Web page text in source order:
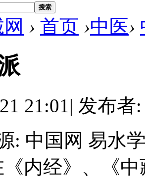
搜索
› 首页 ›中医›
21:01| 发布者
: 中国网 易水
内经》、《